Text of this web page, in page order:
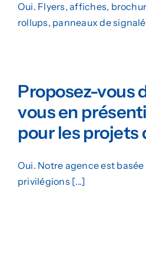
Oui. Flyers, affiches,
rollups, panneaux de
Proposez-vous
vous en
pour les projets
Oui. Notre agence est basée
privilégions [...]